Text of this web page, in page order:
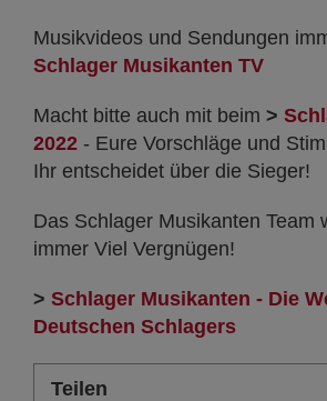
Musikvideos und Sendungen
Schlager Musikanten TV
Macht bitte auch mit beim >
2022 - Eure Vorschläge und
Ihr entscheidet über die Sieger!
Das Schlager Musikanten Team
immer Viel Vergnügen!
> Schlager Musikanten - Die
Deutschen Schlagers
Teilen